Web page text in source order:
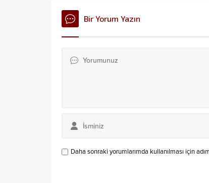
Bir Yorum Yazın
Daha sonraki yorumlarımda kullanılması için